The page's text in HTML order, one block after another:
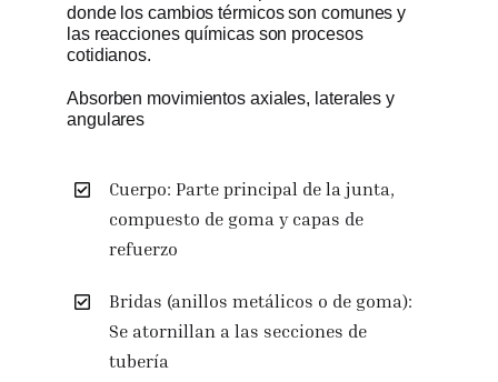
donde los cambios térmicos son comunes y
las reacciones químicas son procesos
cotidianos.
Absorben movimientos axiales, laterales y
angulares
Cuerpo: Parte principal de la junta,
compuesto de goma y capas de
refuerzo
Bridas (anillos metálicos o de goma):
Se atornillan a las secciones de
tubería